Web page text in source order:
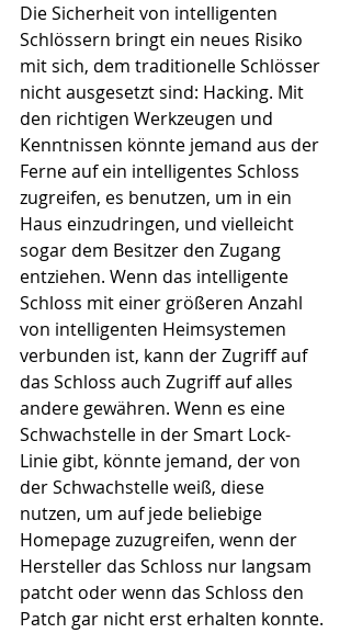
Die Sicherheit von intelligenten
Schlössern bringt ein neues Risiko
mit sich, dem traditionelle Schlösser
nicht ausgesetzt sind: Hacking. Mit
den richtigen Werkzeugen und
Kenntnissen könnte jemand aus der
Ferne auf ein intelligentes Schloss
zugreifen, es benutzen, um in ein
Haus einzudringen, und vielleicht
sogar dem Besitzer den Zugang
entziehen. Wenn das intelligente
Schloss mit einer größeren Anzahl
von intelligenten Heimsystemen
verbunden ist, kann der Zugriff auf
das Schloss auch Zugriff auf alles
andere gewähren. Wenn es eine
Schwachstelle in der Smart Lock-
Linie gibt, könnte jemand, der von
der Schwachstelle weiß, diese
nutzen, um auf jede beliebige
Homepage zuzugreifen, wenn der
Hersteller das Schloss nur langsam
patcht oder wenn das Schloss den
Patch gar nicht erst erhalten konnte.